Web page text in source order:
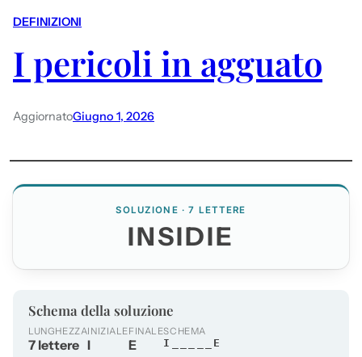
DEFINIZIONI
I pericoli in agguato
AggiornatoGiugno 1, 2026
SOLUZIONE · 7 LETTERE
INSIDIE
Schema della soluzione
LUNGHEZZA
7 lettere
INIZIALE
I
FINALE
E
SCHEMA
I_____E